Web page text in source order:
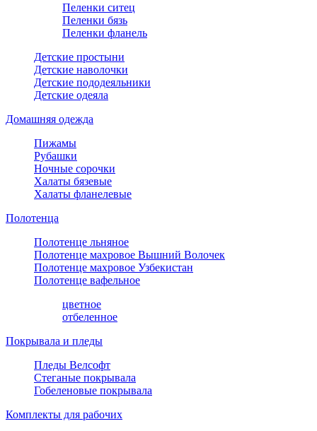
Пеленки ситец
Пеленки бязь
Пеленки фланель
Детские простыни
Детские наволочки
Детские пододеяльники
Детские одеяла
Домашняя одежда
Пижамы
Рубашки
Ночные сорочки
Халаты бязевые
Халаты фланелевые
Полотенца
Полотенце льняное
Полотенце махровое Вышний Волочек
Полотенце махровое Узбекистан
Полотенце вафельное
цветное
отбеленное
Покрывала и пледы
Пледы Велсофт
Стеганые покрывала
Гобеленовые покрывала
Комплекты для рабочих